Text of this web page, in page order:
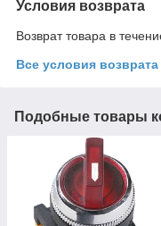
Условия возврата
Возврат товара в
Все условия возврата
Подобные товары